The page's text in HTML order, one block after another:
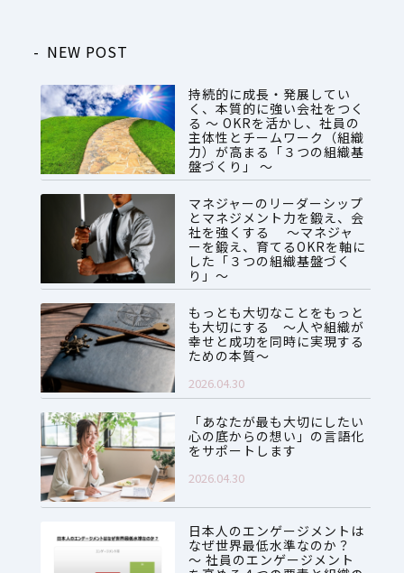
NEW POST
持続的に成長・発展してい
く、本質的に強い会社をつく
る ～ OKRを活かし、社員の
主体性とチームワーク（組織
力）が高まる「３つの組織基
盤づくり」 ～
マネジャーのリーダーシップ
とマネジメント力を鍛え、会
社を強くする ～マネジャ
ーを鍛え、育てるOKRを軸に
した「３つの組織基盤づく
り」～
もっとも大切なことをもっと
も大切にする ～人や組織が
幸せと成功を同時に実現する
ための本質～
2026.04.30
「あなたが最も大切にしたい
心の底からの想い」の言語化
をサポートします
2026.04.30
日本人のエンゲージメントは
なぜ世界最低水準なのか？
～ 社員のエンゲージメント